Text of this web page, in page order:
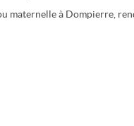
maternelle à Dompierre,